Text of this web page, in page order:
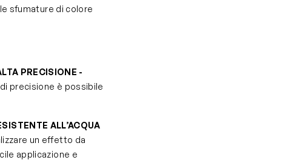
sfumature di colore
PRECISIONE -
precisione è possibile
ALL’ACQUA
un effetto da
applicazione e